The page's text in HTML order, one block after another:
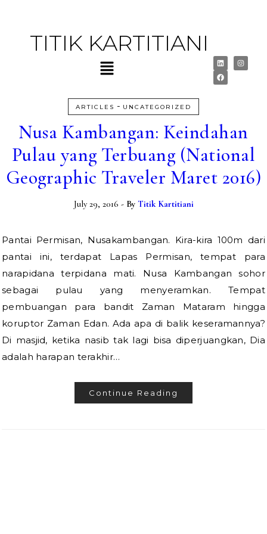
TITIK KARTITIANI
ARTICLES - UNCATEGORIZED
Nusa Kambangan: Keindahan
Pulau yang Terbuang (National
Geographic Traveler Maret 2016)
July 29, 2016 - By Titik Kartitiani
Pantai Permisan, Nusakambangan. Kira-kira 100m dari
pantai ini, terdapat Lapas Permisan, tempat para
narapidana terpidana mati. Nusa Kambangan sohor
sebagai pulau yang menyeramkan. Tempat
pembuangan para bandit Zaman Mataram hingga
koruptor Zaman Edan. Ada apa di balik keseramannya?
Di masjid, ketika nasib tak lagi bisa diperjuangkan, Dia
adalah harapan terakhir…
Continue Reading